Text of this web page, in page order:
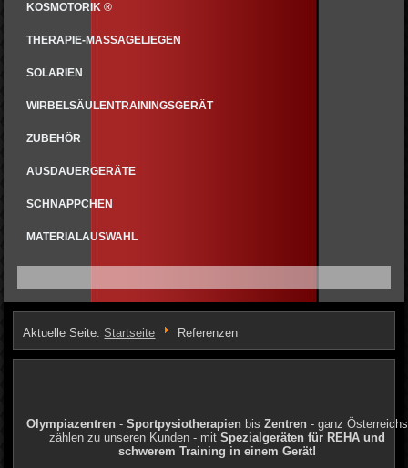
KOSMOTORIK ®
THERAPIE-MASSAGELIEGEN
SOLARIEN
WIRBELSÄULENTRAININGSGERÄT
ZUBEHÖR
AUSDAUERGERÄTE
SCHNÄPPCHEN
MATERIALAUSWAHL
Aktuelle Seite:Startseite Referenzen
Olympiazentren - Sportpysiotherapien bis Zentren - ganz Österreichs
zählen zu unseren Kunden - mit Spezialgeräten für REHA und
schwerem Training in einem Gerät!